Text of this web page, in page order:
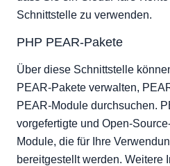
Schnittstelle zu verwenden.
PHP PEAR-Pakete
Über diese Schnittstelle
PEAR-Pakete verwalten,
PEAR-Module durchsuchen.
vorgefertigte und Open-
Module, die für Ihre
bereitgestellt werden. Weitere